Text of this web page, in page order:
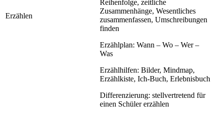
Erzählen
Reihenfolge, zeitliche
Zusammenhänge, Wesentliches
zusammenfassen, Umschreibungen
finden
Erzählplan: Wann – Wo – Wer –
Was
Erzählhilfen: Bilder, Mindmap,
Erzählkiste, Ich-Buch, Erlebnisbuch
Differenzierung: stellvertretend für
einen Schüler erzählen